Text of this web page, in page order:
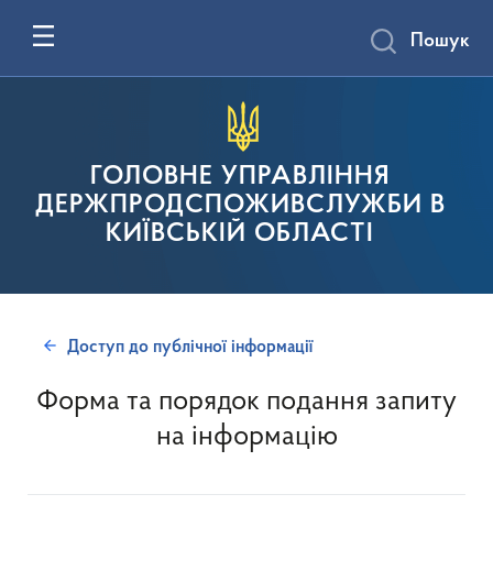
ГОЛОВНЕ УПРАВЛІННЯ
ДЕРЖПРОДСПОЖИВСЛУЖБИ В
КИЇВСЬКІЙ ОБЛАСТІ
Пошук
Доступ до публічної інформації
Форма та порядок подання запиту
на інформацію